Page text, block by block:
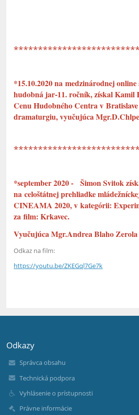
*15.10.2020 na medzinárodnej
hudobná jar-11. ročník, získal Kamil
Cenu Hudobného Centra v
dramaturgiu, vyučujúca
*september 2020 - Šimon Svitok
na celoštátnej prehliadke
CINEAMA 2020, v kategórii:
za film: Krkavec.
Vyučujúca Mgr.Andrea Blaho Zerola
Odkaz na film:
https://youtu.be/ZKEGql7Ge7k
Odkazy
Správca obsahu
Technická podpora
Vyhlásenie o prístupnosti
Právne informácie